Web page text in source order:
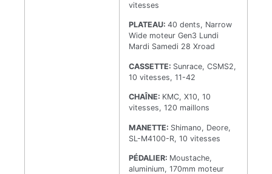
vitesses
PLATEAU: 40 dents, Narrow
Wide moteur Gen3 Lundi
Mardi Samedi 28 Xroad
CASSETTE: Sunrace, CSMS2,
10 vitesses, 11-42
CHAÎNE: KMC, X10, 10
vitesses, 120 maillons
MANETTE: Shimano, Deore,
SL-M4100-R, 10 vitesses
PÉDALIER: Moustache,
aluminium, 170mm moteur